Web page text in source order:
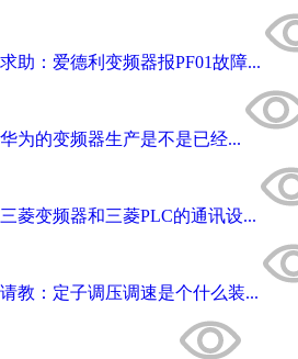
求助：爱德利变频器报PF01故障...
华为的变频器生产是不是已经...
三菱变频器和三菱PLC的通讯设...
请教：定子调压调速是个什么装...